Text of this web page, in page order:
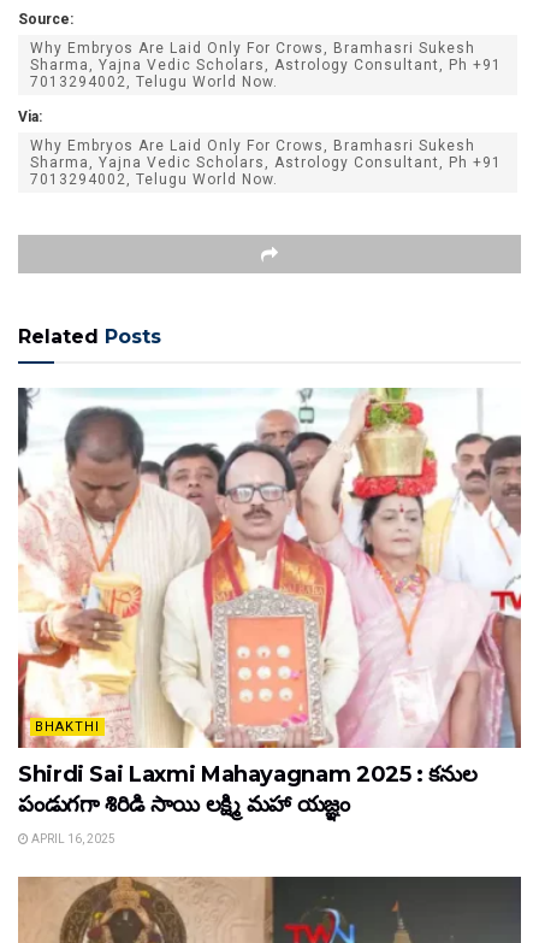
Source:
Why Embryos Are Laid Only For Crows, Bramhasri Sukesh
Sharma, Yajna Vedic Scholars, Astrology Consultant, Ph +91
7013294002, Telugu World Now.
Via:
Why Embryos Are Laid Only For Crows, Bramhasri Sukesh
Sharma, Yajna Vedic Scholars, Astrology Consultant, Ph +91
7013294002, Telugu World Now.
Related Posts
BHAKTHI
Shirdi Sai Laxmi Mahayagnam 2025 : కనుల
పండుగగా శిరిడి సాయి లక్ష్మి మహా యజ్ఞం
APRIL 16, 2025